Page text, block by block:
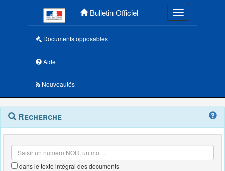
Bulletin Officiel Toggle
Documents opposables
Aide
Nouveautés
Navigation
outils
Menu
contextuel
Recherche
dans le texte intégral des documents